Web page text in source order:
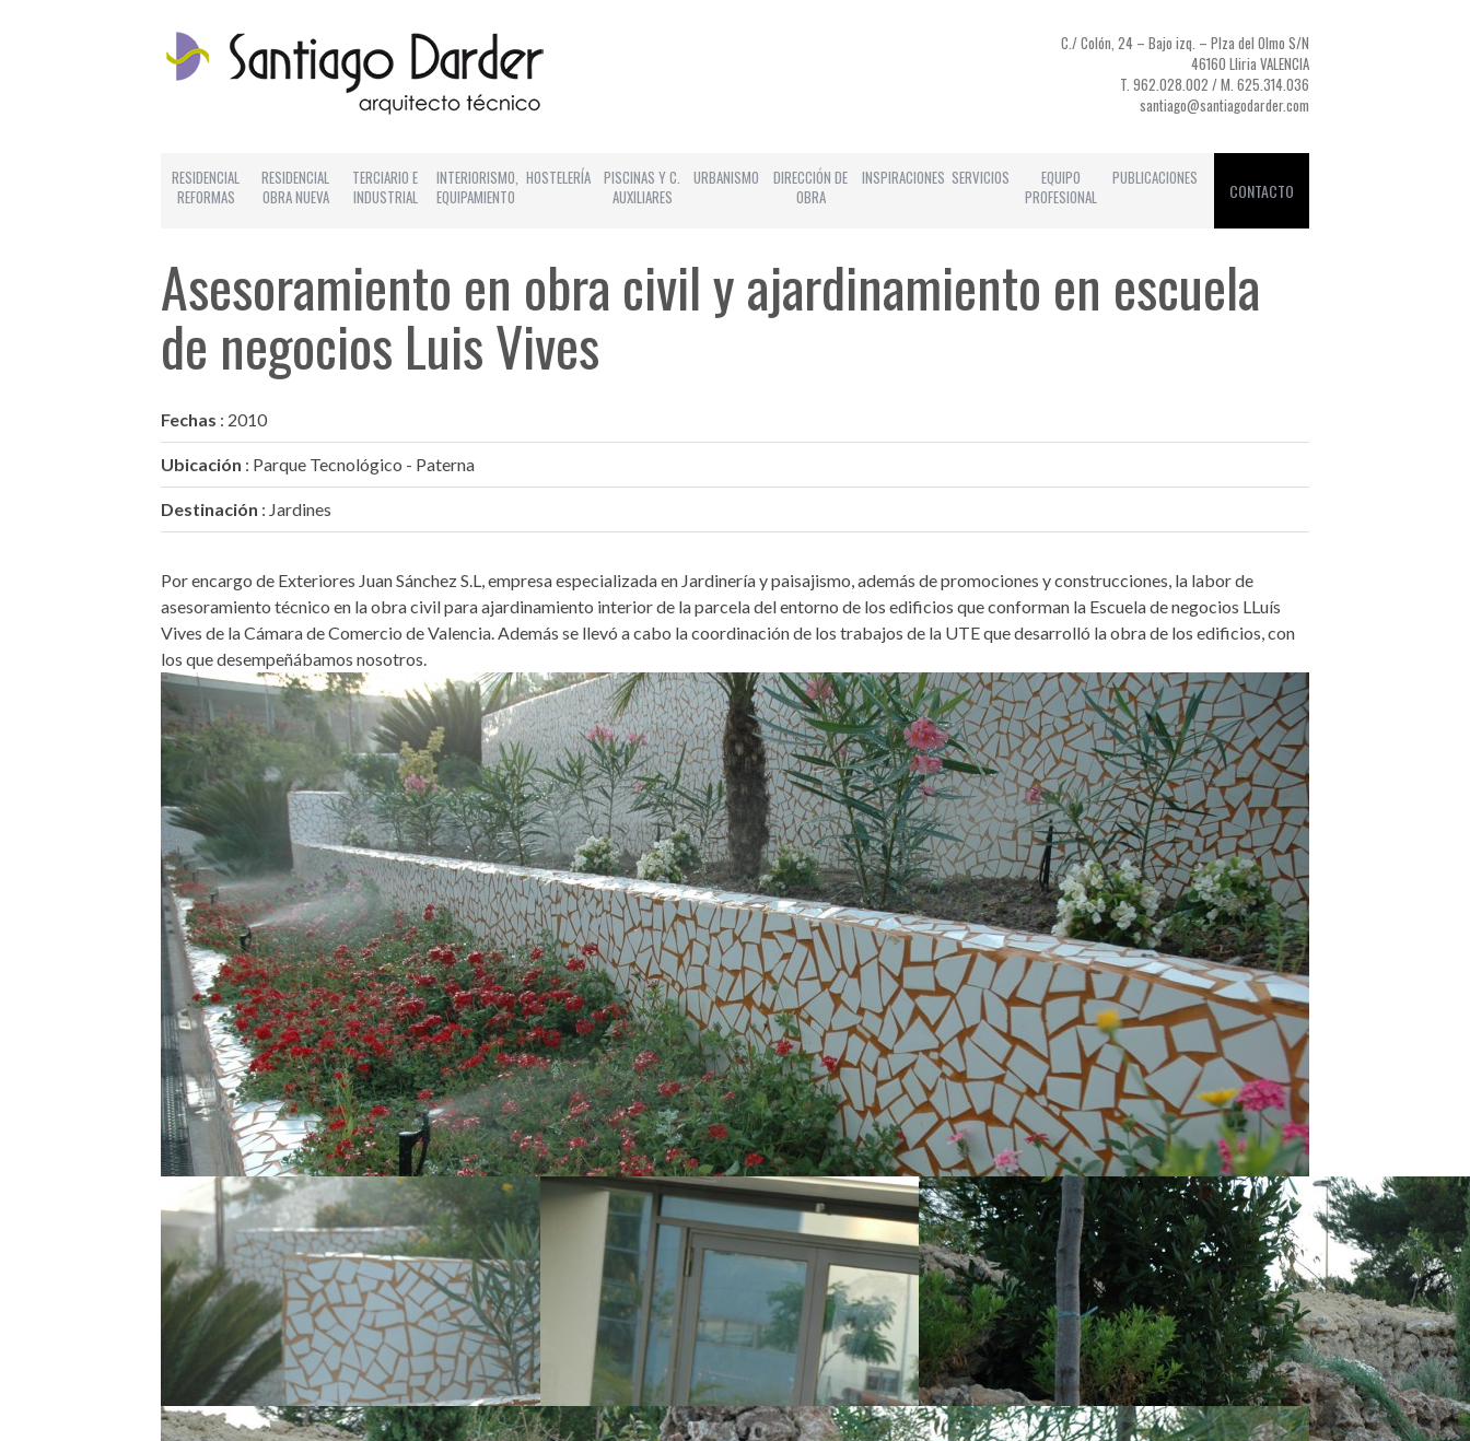
C./ Colón, 24 – Bajo izq. – Plza del Olmo S/N
46160 Lliria VALENCIA
T. 962.028.002 / M. 625.314.036
santiago@santiagodarder.com
CONTACTO
RESIDENCIAL
REFORMAS
RESIDENCIAL
OBRA NUEVA
TERCIARIO E
INDUSTRIAL
INTERIORISMO,
EQUIPAMIENTO
HOSTELERÍA PISCINAS Y C.
AUXILIARES
URBANISMO
DIRECCIÓN DE
OBRA
INSPIRACIONES SERVICIOS
EQUIPO
PROFESIONAL
PUBLICACIONES
Asesoramiento en obra civil y ajardinamiento en escuela
de negocios Luis Vives
Fechas : 2010
Ubicación : Parque Tecnológico - Paterna
Destinación : Jardines
Por encargo de Exteriores Juan Sánchez S.L, empresa especializada en Jardinería y paisajismo, además de promociones y construcciones, la labor de
asesoramiento técnico en la obra civil para ajardinamiento interior de la parcela del entorno de los edificios que conforman la Escuela de negocios LLuís
Vives de la Cámara de Comercio de Valencia. Además se llevó a cabo la coordinación de los trabajos de la UTE que desarrolló la obra de los edificios, con
los que desempeñábamos nosotros.